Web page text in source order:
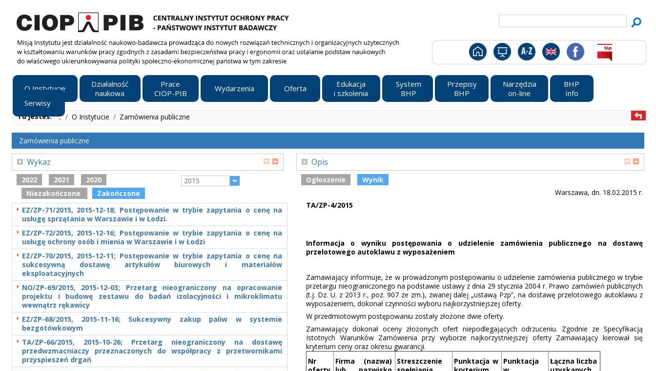
O Instytucie
Działalność
naukowa
Prace
CIOP-PIB
Wydarzenia Oferta
Edukacja
i szkolenia
System
BHP
Przepisy
BHP
Narzędzia
on-line
BHP
Info
Serwisy
Tu jesteś: ../ O Instytucie / Zamówienia publiczne
Zamówienia publiczne
Wykaz
2022 2021 2020
2015
Niezakończone
Zakończone
EZ/ZP-71/2015, 2015-12-18; Postępowanie w trybie zapytania o cenę na
usługę sprzątania w Warszawie i w Łodzi.
EZ/ZP-72/2015, 2015-12-16; Postępowanie w trybie zapytania o cenę na
usługę ochrony osób i mienia w Warszawie i w Łodzi
EZ/ZP-70/2015, 2015-12-11; Postępowanie w trybie zapytania o cenę na
sukcesywną dostawę artykułów biurowych i materiałów
eksploatacyjnych
NO/ZP-69/2015, 2015-12-03; Przetarg nieograniczony na opracowanie
projektu i budowę zestawu do badań izolacyjności i mikroklimatu
wewnątrz rękawicy
EZ/ZP-68/2015, 2015-11-16; Sukcesywny zakup paliw w systemie
bezgotówkowym
TA/ZP-66/2015, 2015-10-26; Przetarg nieograniczony na dostawę
przedwzmacniaczy przeznaczonych do współpracy z przetwornikami
przyspieszeń drgań
Opis
Ogłoszenie
Wynik
Warszawa, dn. 18.02.2015 r.
TA/ZP-4/2015
Informacja o wyniku postępowania o udzielenie zamówienia publicznego na dostawę
przelotowego autoklawu z wyposażeniem
Zamawiający informuje, że w prowadzonym postępowaniu o udzielenie zamówienia publicznego w trybie
przetargu nieograniczonego na podstawie ustawy z dnia 29 stycznia 2004 r. Prawo zamówień publicznych
(t.j. Dz. U. z 2013 r., poz. 907 ze zm.), zwanej dalej „ustawą Pzp”, na dostawę przelotowego autoklawu z
wyposażeniem, dokonał czynności wyboru najkorzystniejszej oferty.
W przedmiotowym postępowaniu zostały złożone dwie oferty.
Zamawiający dokonał oceny złożonych ofert niepodlegających odrzuceniu. Zgodnie ze Specyfikacją
Istotnych Warunków Zamówienia przy wyborze najkorzystniejszej oferty Zamawiający kierował się
kryterium ceny oraz okresu gwarancji.
Nr
Firma (nazwa)
Streszczenie
Punktacja w Punktacja
Łączna liczba